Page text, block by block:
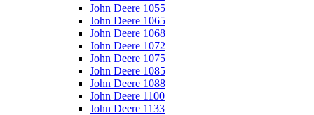
John Deere 1055
John Deere 1065
John Deere 1068
John Deere 1072
John Deere 1075
John Deere 1085
John Deere 1088
John Deere 1100
John Deere 1133